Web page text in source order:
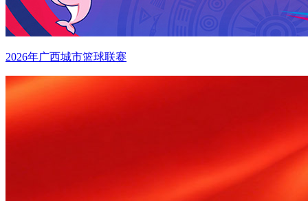
2026年广西城市篮球联赛